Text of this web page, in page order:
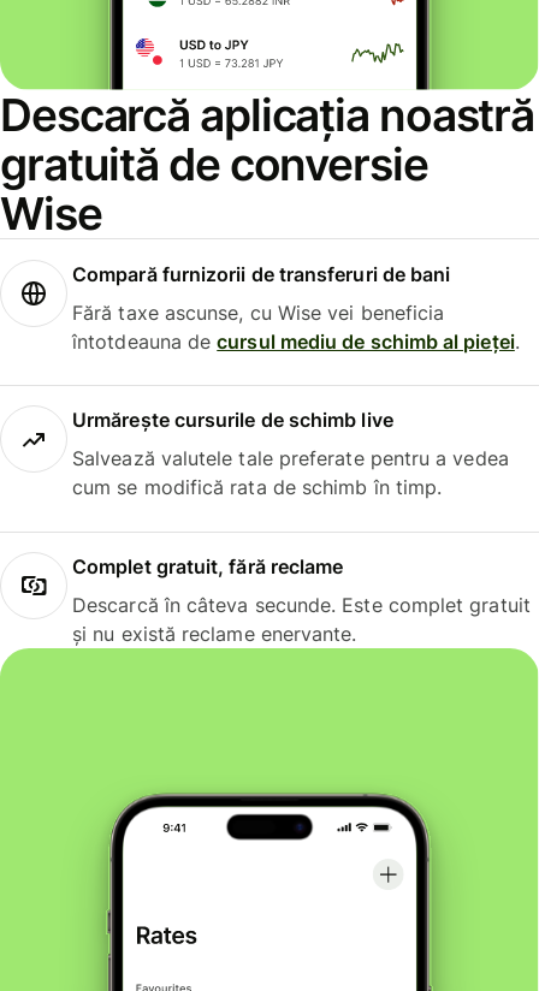
Descarcă aplicația noastră
gratuită de conversie
Wise
Compară furnizorii de transferuri de bani
Fără taxe ascunse, cu Wise vei beneficia
întotdeauna decursul mediu de schimb al pieței.
Urmărește cursurile de schimb live
Salvează valutele tale preferate pentru a vedea
cum se modifică rata de schimb în timp.
Complet gratuit, fără reclame
Descarcă în câteva secunde. Este complet gratuit
și nu există reclame enervante.